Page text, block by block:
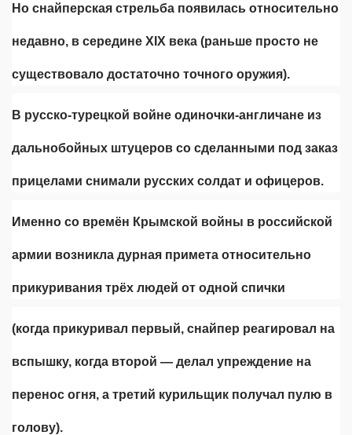
Но снайперская стрельба появилась относительно
недавно, в середине XIX века (раньше просто не
существовало достаточно точного оружия).
В русско-турецкой войне одиночки-англичане из
дальнобойных штуцеров со сделанными под заказ
прицелами снимали русских солдат и офицеров.
Именно со времён Крымской войны в российской
армии возникла дурная примета относительно
прикуривания трёх людей от одной спички
(когда прикуривал первый, снайпер реагировал на
вспышку, когда второй — делал упреждение на
перенос огня, а третий курильщик получал пулю в
голову).